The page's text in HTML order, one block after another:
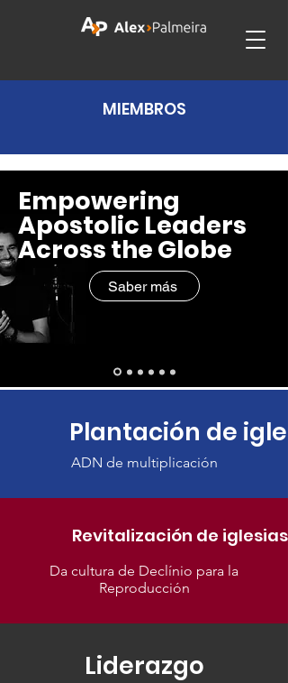
MIEMBROS
Empowering
Apostolic Leaders
Across the Globe
Saber más
Plantación de
ADN de multiplicación
Revitalización de iglesias
Da cultura de Declínio para la
Reproducción
Liderazgo